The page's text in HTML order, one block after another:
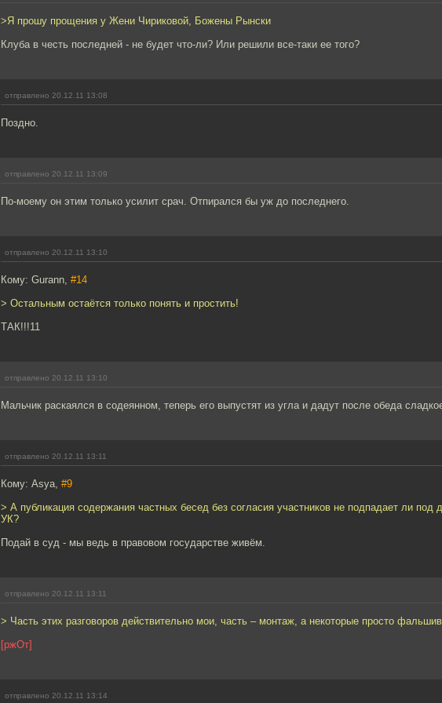
>Я прошу прощения у Жени Чириковой, Божены Рынски
Клуба в честь последней - не будет что-ли? Или решили все-таки ее того?
отправлено 20.12.11 13:08
Поздно.
отправлено 20.12.11 13:09
По-моему он этим только усилит срач. Отпирался бы уж до последнего.
отправлено 20.12.11 13:10
Кому: Gurann, #14
> Остальным остаётся только понять и простить!
ТАК!!!11
отправлено 20.12.11 13:10
Мальчик раскаялся в содеянном, теперь его выпустят из угла и дадут после обеда
отправлено 20.12.11 13:11
Кому: Asya, #9
> А публикация содержания частных бесед без согласия участников не подпадает ли под
УК?
Подай в суд - мы ведь в правовом государстве живём.
отправлено 20.12.11 13:11
> Часть этих разговоров действительно мои, часть – монтаж, а некоторые просто
[ржОт]
отправлено 20.12.11 13:14